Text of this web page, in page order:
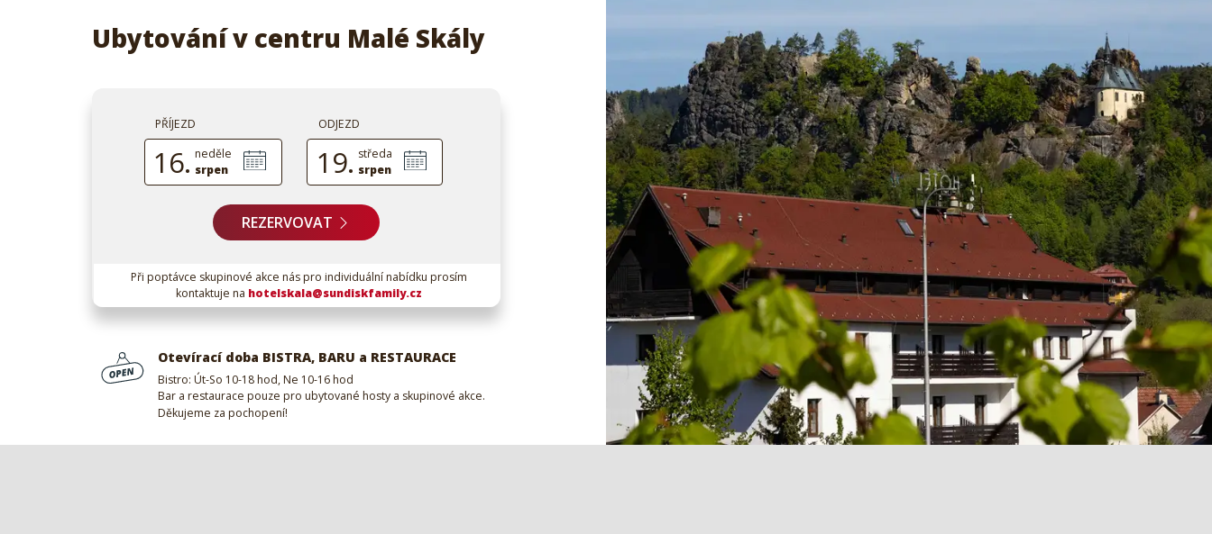
Ubytování v centru Malé Skály
PŘÍJEZD
16. neděle
srpen
ODJEZD
19. středa
srpen
REZERVOVAT
Při poptávce skupinové akce nás pro individuální nabídku prosím
kontaktuje na hotelskala@sundiskfamily.cz
Otevírací doba BISTRA, BARU a RESTAURACE
Bistro: Út-So 10-18 hod, Ne 10-16 hod
Bar a restaurace pouze pro ubytované hosty a skupinové akce.
Děkujeme za pochopení!
Prohlédnout si Prohlédnout si Prohlédnout si